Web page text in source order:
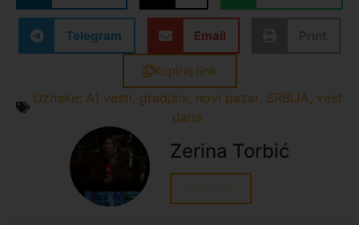
Telegram Email
Kopiraj link
Oznake: A1 vesti, gradjani, novi pazar, SRBIJA, vest
dana
Zerina Torbić
Sve vesti